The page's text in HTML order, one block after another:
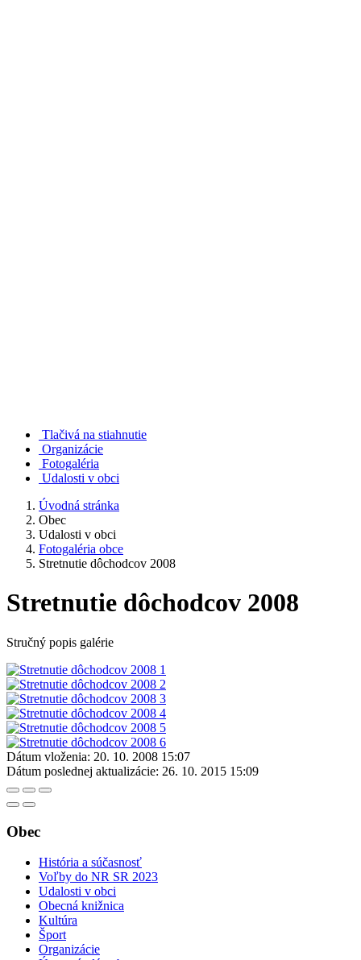
Tlačivá na stiahnutie
Organizácie
Fotogaléria
Udalosti v obci
Úvodná stránka
Obec
Udalosti v obci
Fotogaléria obce
Stretnutie dôchodcov 2008
Stretnutie dôchodcov 2008
Stručný popis galérie
Dátum vloženia: 20. 10. 2008 15:07
Dátum poslednej aktualizácie: 26. 10. 2015 15:09
Obec
História a súčasnosť
Voľby do NR SR 2023
Udalosti v obci
Obecná knižnica
Kultúra
Šport
Organizácie